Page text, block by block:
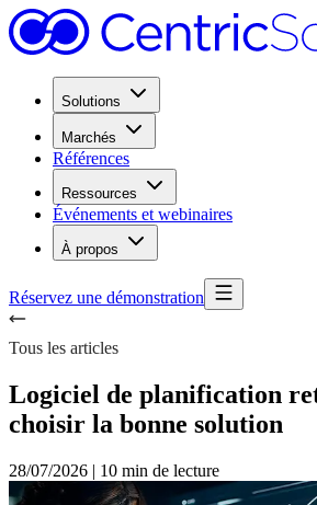
Solutions
Marchés
Références
Ressources
Événements et webinaires
À propos
Réservez une démonstration
Tous les articles
Logiciel de planification
choisir la bonne solution
28/07/2026 | 10 min de lecture